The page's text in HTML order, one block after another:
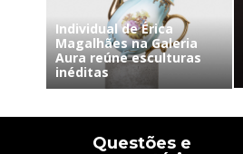
Individual de Érica
Magalhães na Galeria
Aura reúne esculturas
inéditas
Questões e